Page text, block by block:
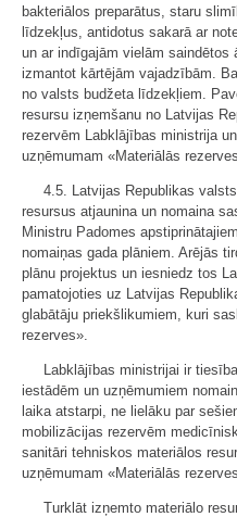
bakteriālos preparātus, staru
līdzekļus, antidotus sakarā ar
un ar indīgajām vielām
izmantot kārtējām vajadzībām.
no valsts budžeta līdzekļiem.
resursu izņemšanu no Latvijas
rezervēm Labklājības ministrija
uzņēmumam «Materiālās
4.5. Latvijas Republikas
resursus atjaunina un nomaina
Ministru Padomes
nomaiņas gada plāniem. Arējās
plānu projektus un iesniedz tos
pamatojoties uz Latvijas
glabātāju priekšlikumiem, kuri
rezerves».
Labklājības ministrijai ir
iestādēm un uzņēmumiem
laika atstarpi, ne lielāku par
mobilizācijas rezervēm
sanitāri tehniskos materiālos
uzņēmumam «Materiālās
Turklāt izņemto materiālo